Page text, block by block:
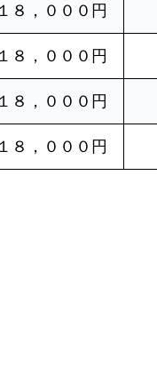
８，０００円
８，０００円
８，０００円
８，０００円